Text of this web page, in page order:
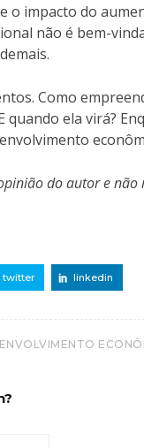
o impacto do
não é bem-
Como
quando ela virá?
do autor e
twitter linkedin